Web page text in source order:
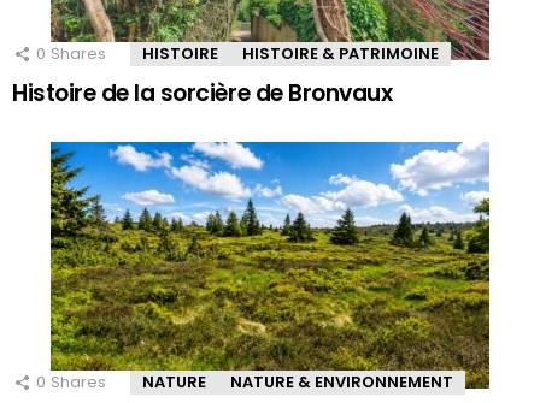
0 Shares HISTOIRE HISTOIRE & PATRIMOINE
Histoire de la sorcière de Bronvaux
0 Shares NATURE NATURE & ENVIRONNEMENT